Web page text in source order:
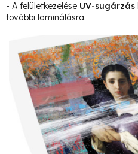
- A felületkezelése UV-sugárzás
további laminálásra.